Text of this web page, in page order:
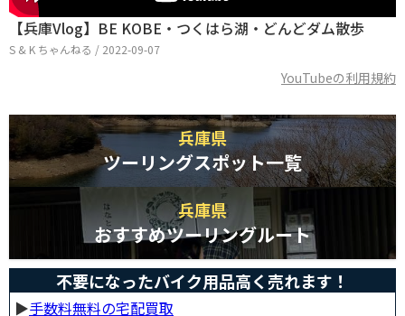
【兵庫Vlog】BE KOBE・つくはら湖・どんどダム散歩
S & K ちゃんねる / 2022-09-07
YouTubeの利用規約
兵庫県
ツーリングスポット一覧
兵庫県
おすすめツーリングルート
不要になったバイク用品高く売れます！
▶︎手数料無料の宅配買取